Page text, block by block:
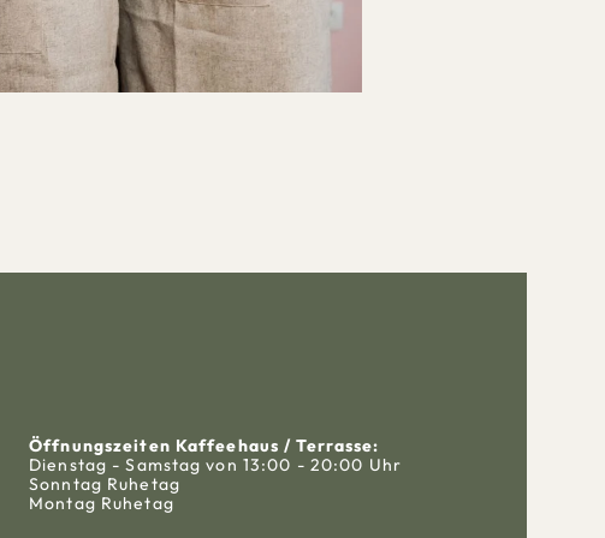
Öffnungszeiten Kaffeehaus / Terrasse:
Dienstag - Samstag von 13:00 - 20:00 Uhr
Sonntag Ruhetag
Montag Ruhetag